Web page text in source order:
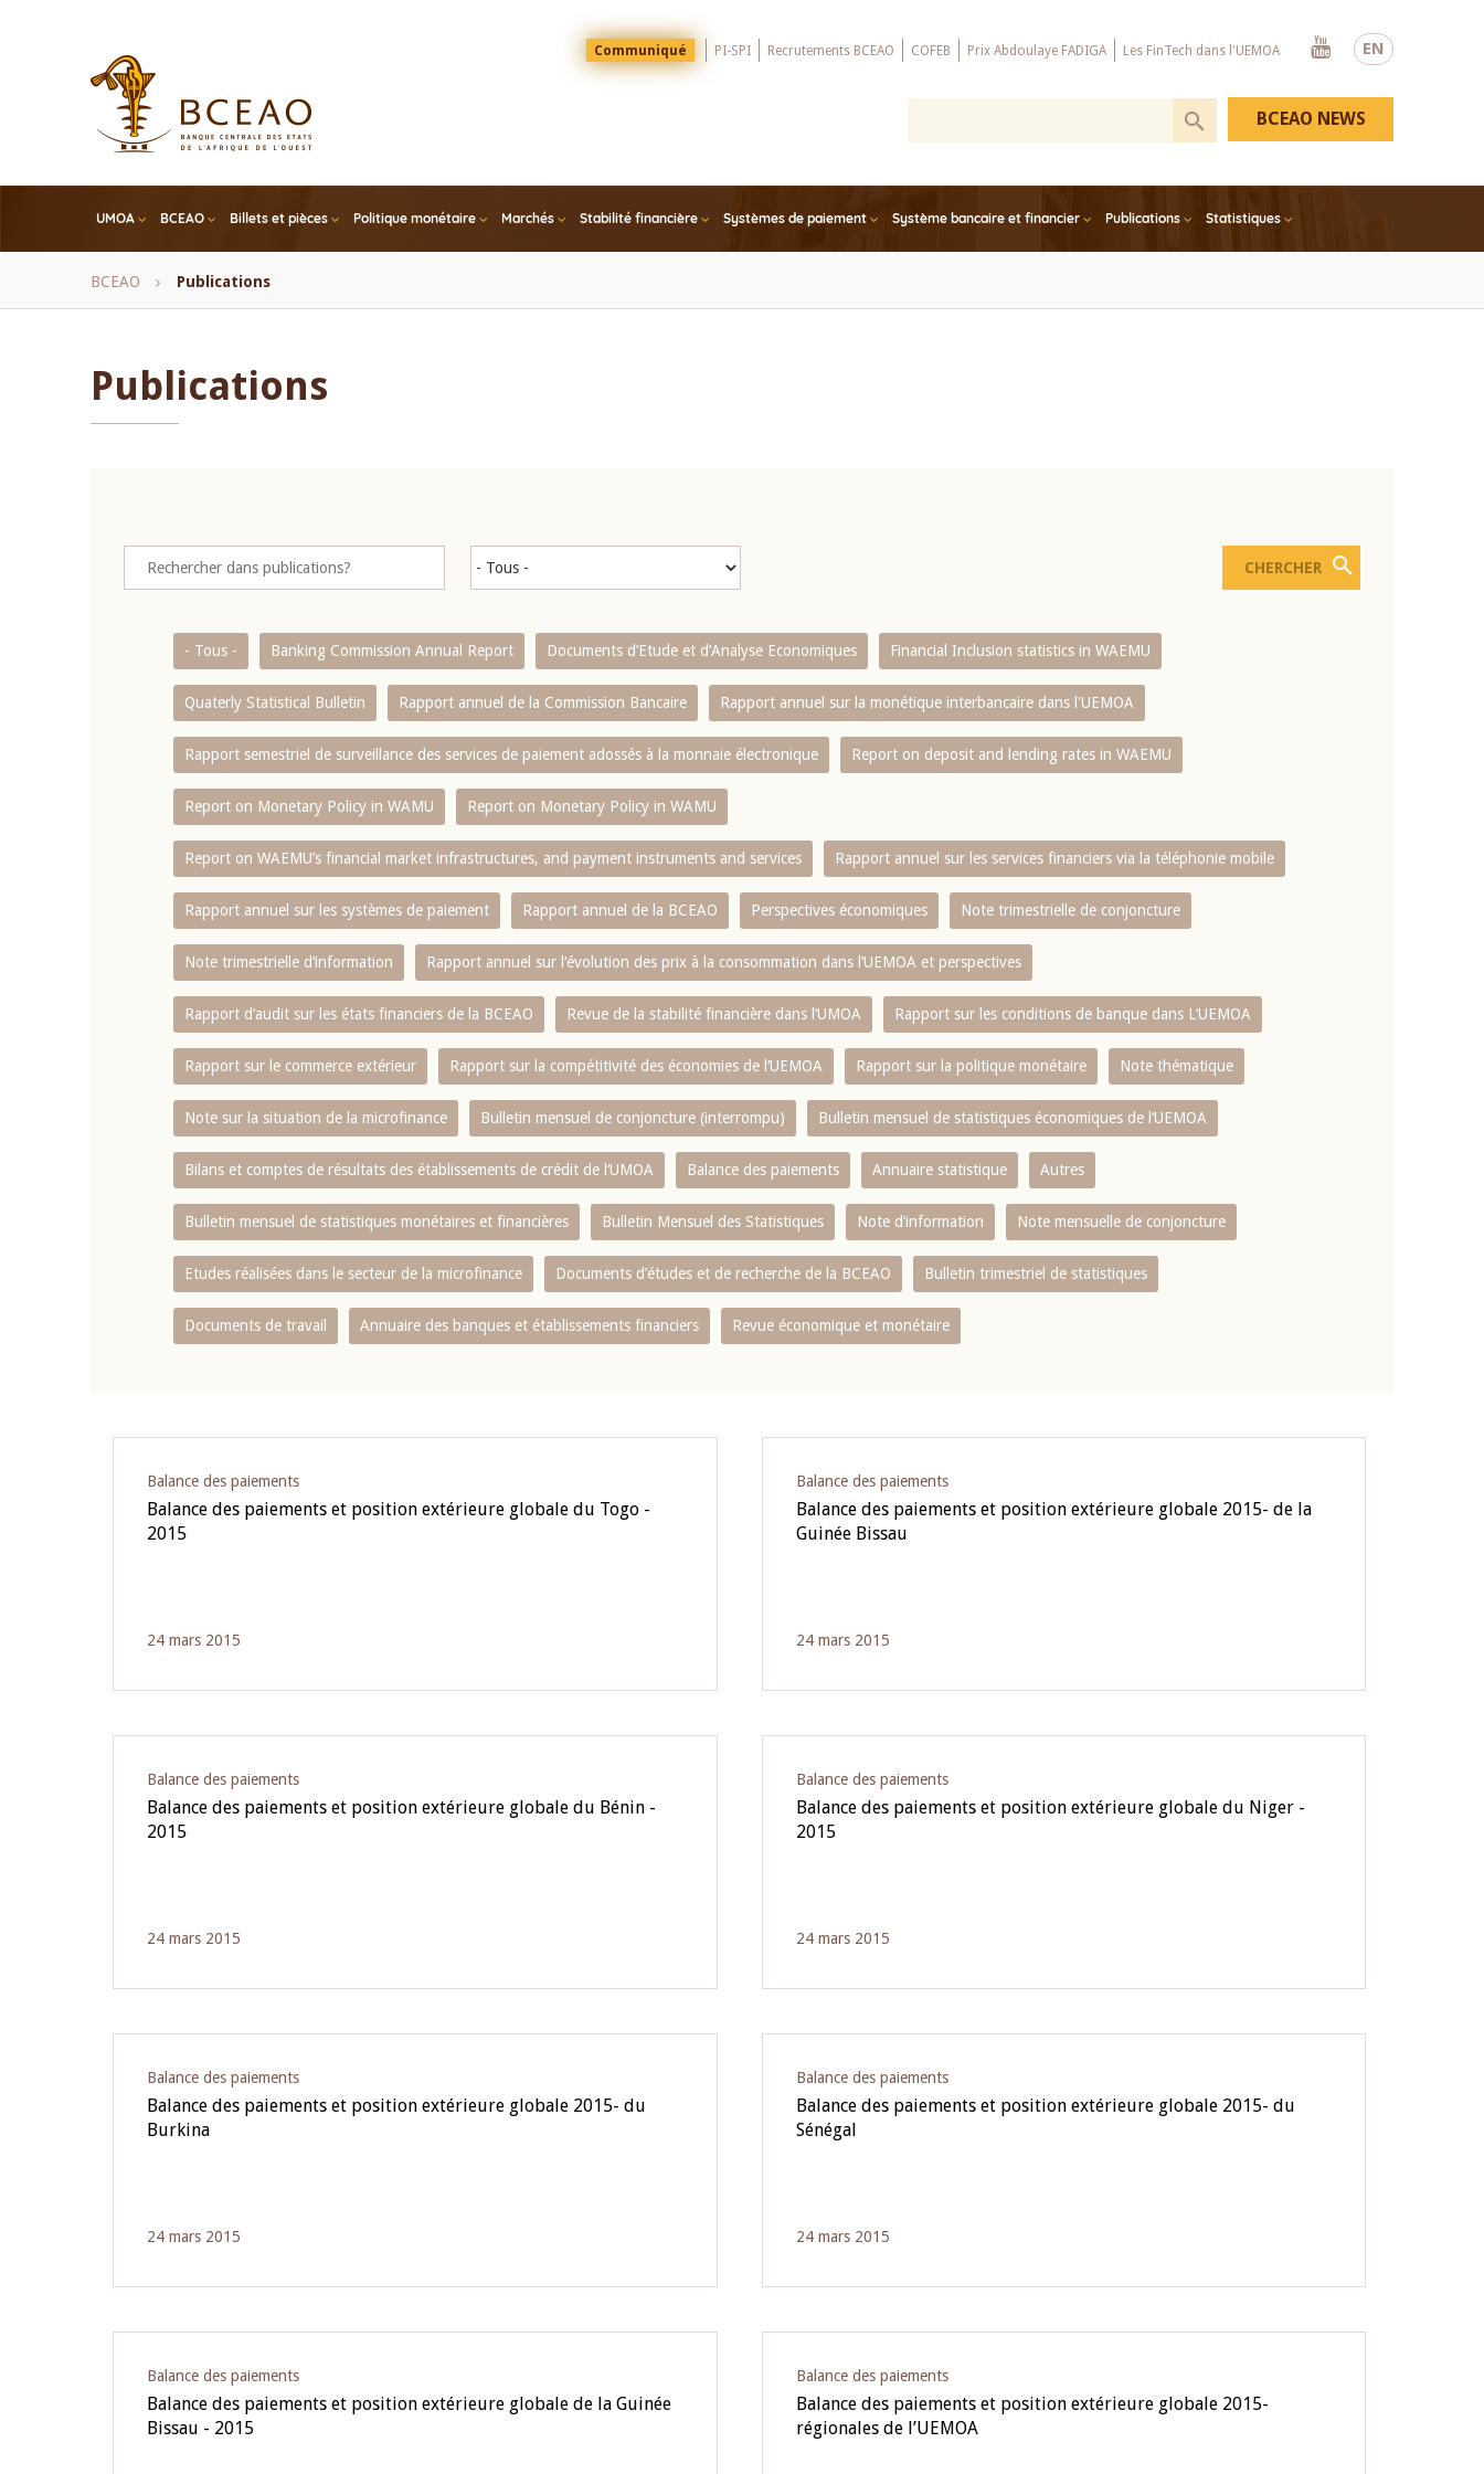
EN
Menu
Top
Communiqué PI-SPI Recrutements BCEAO COFEB Prix Abdoulaye FADIGA Les FinTech dans l'UEMOA
Youtube
UMOA BCEAO Billets et pièces Politique monétaire Marchés Stabilité financière Systèmes de paiement Système bancaire et financier Publications Statistiques
BCEAO NEWS
Fil
BCEAO Publications
Publications
- Tous - Banking Commission Annual Report Documents d’Etude et d’Analyse Economiques Financial Inclusion statistics in WAEMU
Quaterly Statistical Bulletin Rapport annuel de la Commission Bancaire Rapport annuel sur la monétique interbancaire dans l'UEMOA
Rapport semestriel de surveillance des services de paiement adossés à la monnaie électronique Report on deposit and lending rates in WAEMU
Report on Monetary Policy in WAMU Report on Monetary Policy in WAMU
Report on WAEMU’s financial market infrastructures, and payment instruments and services Rapport annuel sur les services financiers via la téléphonie mobile
Rapport annuel sur les systèmes de paiement Rapport annuel de la BCEAO Perspectives économiques Note trimestrielle de conjoncture
Note trimestrielle d‘information Rapport annuel sur l‘évolution des prix à la consommation dans l‘UEMOA et perspectives
Rapport d‘audit sur les états financiers de la BCEAO Revue de la stabilité financière dans l‘UMOA Rapport sur les conditions de banque dans L‘UEMOA
Rapport sur le commerce extérieur Rapport sur la compétitivité des économies de l‘UEMOA Rapport sur la politique monétaire Note thématique
Note sur la situation de la microfinance Bulletin mensuel de conjoncture (interrompu) Bulletin mensuel de statistiques économiques de l‘UEMOA
Bilans et comptes de résultats des établissements de crédit de l‘UMOA Balance des paiements Annuaire statistique Autres
Bulletin mensuel de statistiques monétaires et financières Bulletin Mensuel des Statistiques Note d’information Note mensuelle de conjoncture
Etudes réalisées dans le secteur de la microfinance Documents d’études et de recherche de la BCEAO Bulletin trimestriel de statistiques
Documents de travail Annuaire des banques et établissements financiers Revue économique et monétaire
Balance des paiements
Balance des paiements et position extérieure globale du Togo -
2015
24 mars 2015
Balance des paiements
Balance des paiements et position extérieure globale 2015- de la
Guinée Bissau
24 mars 2015
Balance des paiements
Balance des paiements et position extérieure globale du Bénin -
2015
24 mars 2015
Balance des paiements
Balance des paiements et position extérieure globale du Niger -
2015
24 mars 2015
Balance des paiements
Balance des paiements et position extérieure globale 2015- du
Burkina
24 mars 2015
Balance des paiements
Balance des paiements et position extérieure globale 2015- du
Sénégal
24 mars 2015
Balance des paiements
Balance des paiements et position extérieure globale de la Guinée
Bissau - 2015
Balance des paiements
Balance des paiements et position extérieure globale 2015-
régionales de l’UEMOA